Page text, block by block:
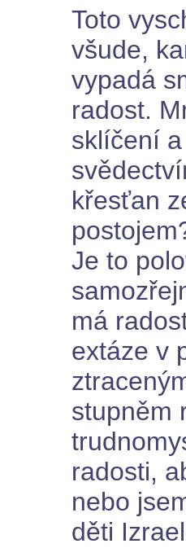
Toto
všude,
vypadá
radost.
sklíčení
křesťan
Je to
má
extáze v
stupněm
radosti,
nebo
děti